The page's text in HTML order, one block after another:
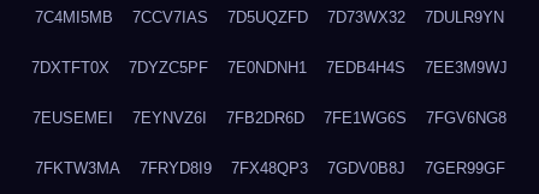
7C4MI5MB 7CCV7IAS 7D5UQZFD 7D73WX32 7DULR9YN
7DXTFT0X 7DYZC5PF 7E0NDNH1 7EDB4H4S 7EE3M9WJ
7EUSEMEI 7EYNVZ6I 7FB2DR6D 7FE1WG6S 7FGV6NG8
7FKTW3MA 7FRYD8I9 7FX48QP3 7GDV0B8J 7GER99GF